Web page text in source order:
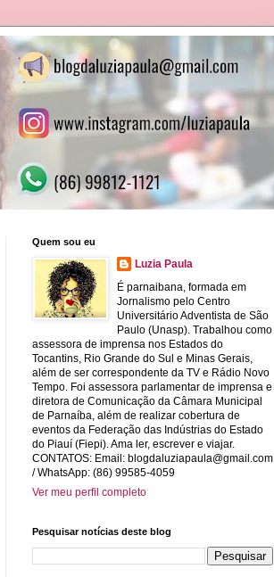
Quem sou eu
Luzia Paula
É parnaibana, formada em
Jornalismo pelo Centro
Universitário Adventista de São
Paulo (Unasp). Trabalhou como
assessora de imprensa nos Estados do
Tocantins, Rio Grande do Sul e Minas Gerais,
além de ser correspondente da TV e Rádio Novo
Tempo. Foi assessora parlamentar de imprensa e
diretora de Comunicação da Câmara Municipal
de Parnaíba, além de realizar cobertura de
eventos da Federação das Indústrias do Estado
do Piauí (Fiepi). Ama ler, escrever e viajar.
CONTATOS: Email: blogdaluziapaula@gmail.com
/ WhatsApp: (86) 99585-4059
Ver meu perfil completo
Pesquisar notícias deste blog